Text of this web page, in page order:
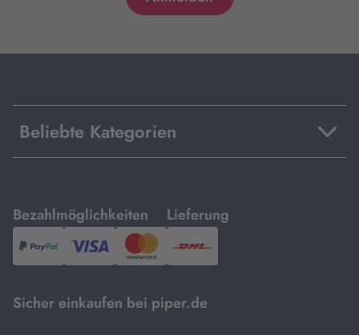
Beliebte Kategorien
Bezahlmöglichkeiten
mit
PayPal,Visa
und
Lieferung
mit
DHL.
Sicher einkaufen bei piper.de